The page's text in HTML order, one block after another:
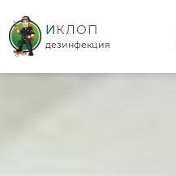
дезинфекция